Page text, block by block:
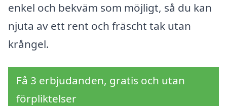
enkel och bekväm som möjligt, så du kan
njuta av ett rent och fräscht tak utan
krångel.
Få 3 erbjudanden, gratis och utan
förpliktelser